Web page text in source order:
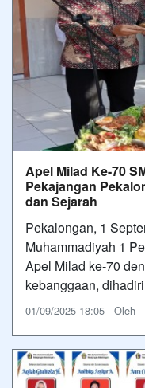
Apel Milad Ke-70
Pekajangan
dan Sejarah
Pekalongan, 1
Muhammadiyah 1
Apel Milad ke-70
kebanggaan,
01/09/2025 18:05 - Oleh